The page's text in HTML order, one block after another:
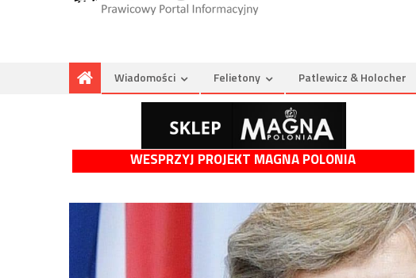
Wiadomości Felietony Patlewicz & Holocher
WESPRZYJ PROJEKT MAGNA POLONIA